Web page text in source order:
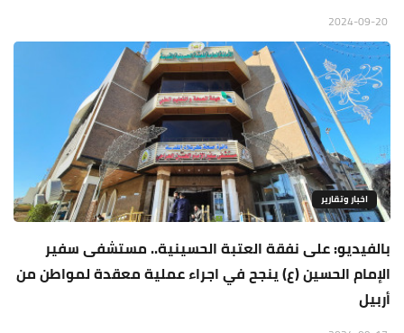
اخبار وتقارير
بالفيديو: على نفقة العتبة الحسينية.. مستشفى سفير
الإمام الحسين (ع) ينجح في اجراء عملية معقدة لمواطن من
أربيل